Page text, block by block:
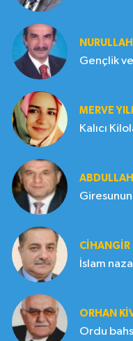
MERVE
Kalıcı
CIHANGIR
İslam
ORHAN
Ordu